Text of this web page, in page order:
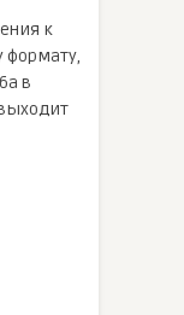
к
формату,
в